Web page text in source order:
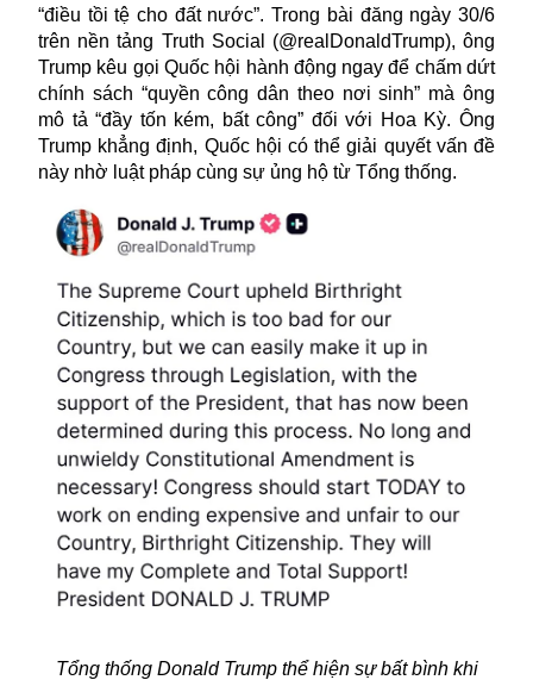
“điều tồi tệ cho đất nước”. Trong bài đăng ngày 30/6
trên nền tảng Truth Social (@realDonaldTrump), ông
Trump kêu gọi Quốc hội hành động ngay để chấm dứt
chính sách “quyền công dân theo nơi sinh” mà ông
mô tả “đầy tốn kém, bất công” đối với Hoa Kỳ. Ông
Trump khẳng định, Quốc hội có thể giải quyết vấn đề
này nhờ luật pháp cùng sự ủng hộ từ Tổng thống.
Tổng thống Donald Trump thể hiện sự bất bình khi